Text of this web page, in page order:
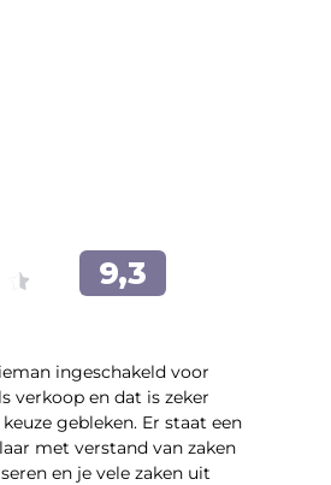
ingeschakeld voor
verkoop en dat is zeker
gebleken. Er staat een
met verstand van zaken
en je vele zaken uit